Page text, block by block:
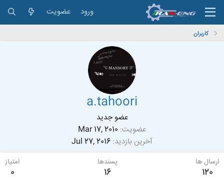
ورود عضویت
کاربران
a.tahoori
عضو جدید
عضویت Mar 17, 2010
آخرین بازدید Jul 27, 2016
ارسال ها
120
پسندها
16
امتیاز
0